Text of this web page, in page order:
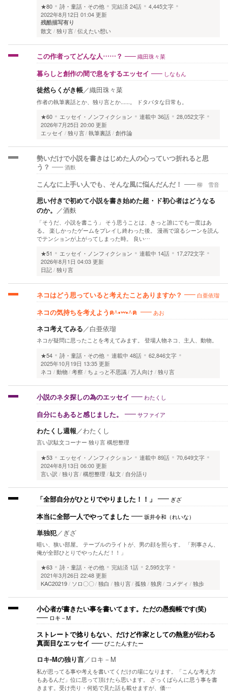
★80 詩・童話・その他 完結済24話
4,445文字
2022年8月12日 01:04 更新
残酷描写有り
散文 独り言 伝えたい想い
この作者ってどんな人……？ 織田珠々菜
暮らしと創作の間で息をするエッセイ しなもん
徒然らくがき帳／織田珠々菜
作者の執筆裏話とか、独り言とか......。 ドタバタな日常も。
★60
エッセイ・ノンフィクション 連載中 36話
28,052文字
2026年7月25日 20:00 更新
エッセイ
独り言 執筆裏話 創作論
勢いだけで小説を書きはじめた人の心っていつ折れると思
う？
酒麩
こんなに上手い人でも、そんな風に悩んだんだ！ 柳 雪音
思い付きで初めて小説を書き始めた超・ド初心者はどうなる
のか。 ／酒麩
「そうだ、小説を書こう」 そう思うことは、きっと誰にでも一度はあ
る。 楽しかったゲームをプレイし終わった後。 漫画で滾るシーンを読ん
でテンションが上がってしまった時。 良い…
★51
エッセイ・ノンフィクション 連載中 14話
17,272文字
2026年8月1日 04:03 更新
日記 独り言
ネコはどう思っていると考えたことありますか？ 白亜依瑠
ネコの気持ちを考えようฅ^•𖥦•^ฅ ‎ あお
ネコ考えてみる／白亜依瑠
ネコが疑問に思ったことを考えてみます。 登場人物ネコ、主人、動物。
★54
詩・童話・その他 連載中 48話
62,846文字
2025年10月19日 13:35 更新
ネコ
動物 考察 ちょっと不思議 万人向け 独り言
小説のネタ探しの為のエッセイ わたくし
自分にもあると感じました。 サファイア
わたくし週報 ／わたくし
言い訳駄文コーナー 独り言 構想整理
★53
エッセイ・ノンフィクション 連載中 89話
70,649文字
2024年8月13日 06:00 更新
言い訳
独り言 構想整理 駄文 自分語り
「全部自分がひとりでやりました！！」 ぎざ
本当に全部一人でやってました 坂井令和（れいな）
単独犯／ ぎざ
暗い、狭い部屋。 テーブルのライトが、男の顔を照らす。 「刑事さん、
俺が全部ひとりでやったんだ！！」
★63
詩・童話・その他 完結済 1話
2,595文字
2021年3月26日 22:48 更新
KAC20219
ソロ〇〇 独白 独り言 孤独 独房 コメディ 独歩
小心者が書きたい事を書いてます。ただの愚痴帳です(笑)
ロキ－M
ストレートで捻りもない、だけど作家としての熱意が伝わる
真面目なエッセイ
ぴこたんすたー
ロキ-Mの独り言／ ロキ－M
私が思ってる事や考えを書いてくだけの場になります。「こんな考え方
もあるんだ」位に思って頂けたら思います。 ざっくばらんに思う事を書
きます。受け売り・何処で見た話も載せますが、価…